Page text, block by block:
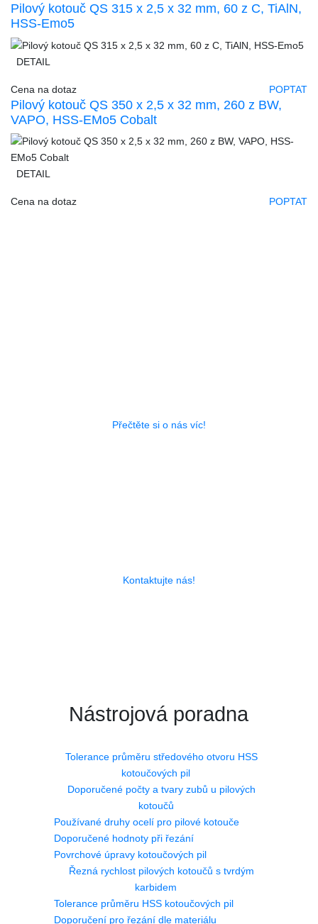
Pilový kotouč QS 315 x 2,5 x 32 mm, 60 z C, TiAlN,
HSS-Emo5
DETAIL
Cena na dotaz POPTAT
Pilový kotouč QS 350 x 2,5 x 32 mm, 260 z BW,
VAPO, HSS-EMo5 Cobalt
DETAIL
Cena na dotaz POPTAT
Přečtěte si o nás víc!
Kontaktujte nás!
Nástrojová poradna
Tolerance průměru středového otvoru HSS
kotoučových pil
Doporučené počty a tvary zubů u pilových
kotoučů
Používané druhy ocelí pro pilové kotouče
Doporučené hodnoty při řezání
Povrchové úpravy kotoučových pil
Řezná rychlost pilových kotoučů s tvrdým
karbidem
Tolerance průměru HSS kotoučových pil
Doporučení pro řezání dle materiálu